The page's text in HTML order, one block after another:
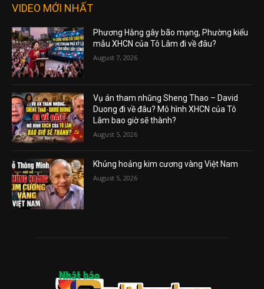
VIDEO MỚI NHẤT
Phương Hằng gây bão mạng, Phường kiểu
mẫu XHCN của Tô Lâm đi về đâu?
August 7, 2026
Vụ án tham nhũng Sheng Thao – David
Duong đi về đâu? Mô hình XHCN của Tô
Lâm bao giờ sẽ thành?
August 5, 2026
Khủng hoảng kim cương vàng Việt Nam
August 5, 2026